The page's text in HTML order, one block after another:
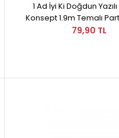
1 Ad İyi Ki Doğdun
Konsept 1.9m Temalı
79,90 TL